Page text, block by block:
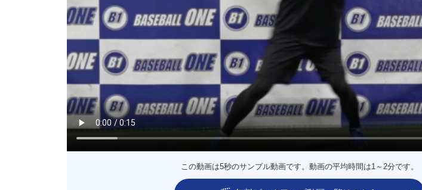
この動画は5秒のサンプル動画です。動画の平均時間は1～2分です。